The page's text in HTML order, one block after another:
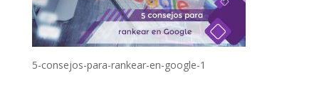
5-consejos-para-rankear-en-google-1